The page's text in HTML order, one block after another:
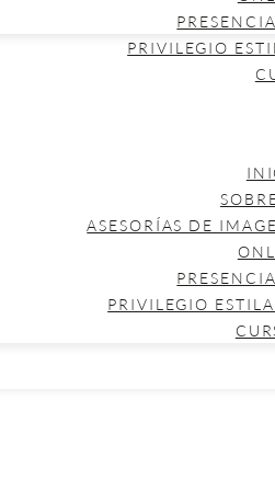
PRIVILEGIO
ASESORÍAS DE
PRIVILEGIO